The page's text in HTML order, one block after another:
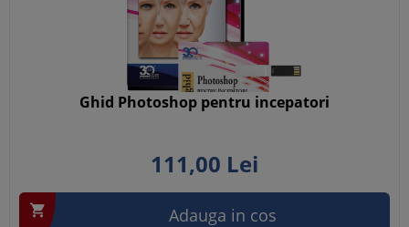
Ghid Photoshop pentru incepatori
111,00 Lei
 Adauga in cos